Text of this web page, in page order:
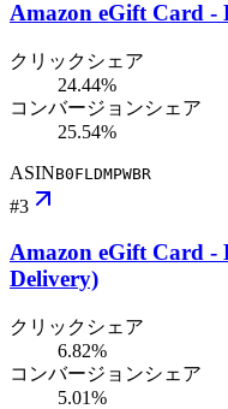
Amazon eGift Card
クリックシェア
24.44%
コンバージョンシェア
25.54%
ASINB0FLDMPWBR
#3
Amazon eGift Card -
Delivery)
クリックシェア
6.82%
コンバージョンシェア
5.01%